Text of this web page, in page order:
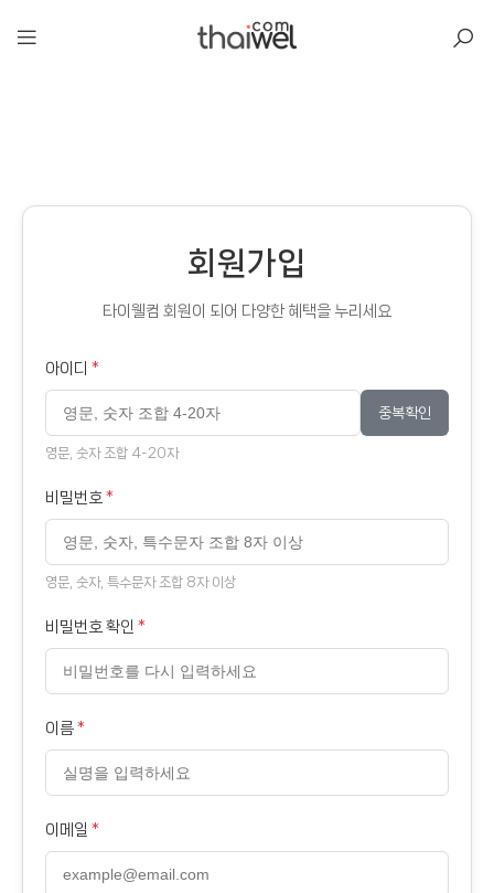
회원가입
타이웰컴 회원이 되어 다양한 혜택을 누리세요
아이디 *
중복확인
영문, 숫자 조합 4-20자
비밀번호 *
영문, 숫자, 특수문자 조합 8자 이상
비밀번호 확인 *
이름*
이메일 *